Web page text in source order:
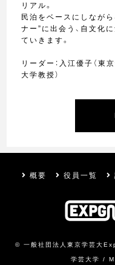
リアル。
民泊をベースにしなが
ナー”に出会う、自文化
ていきます。
リーダー：入江優子（東
大学教授）
概要 役員一覧
© 一般社団法人東京学芸大
学芸大学 /